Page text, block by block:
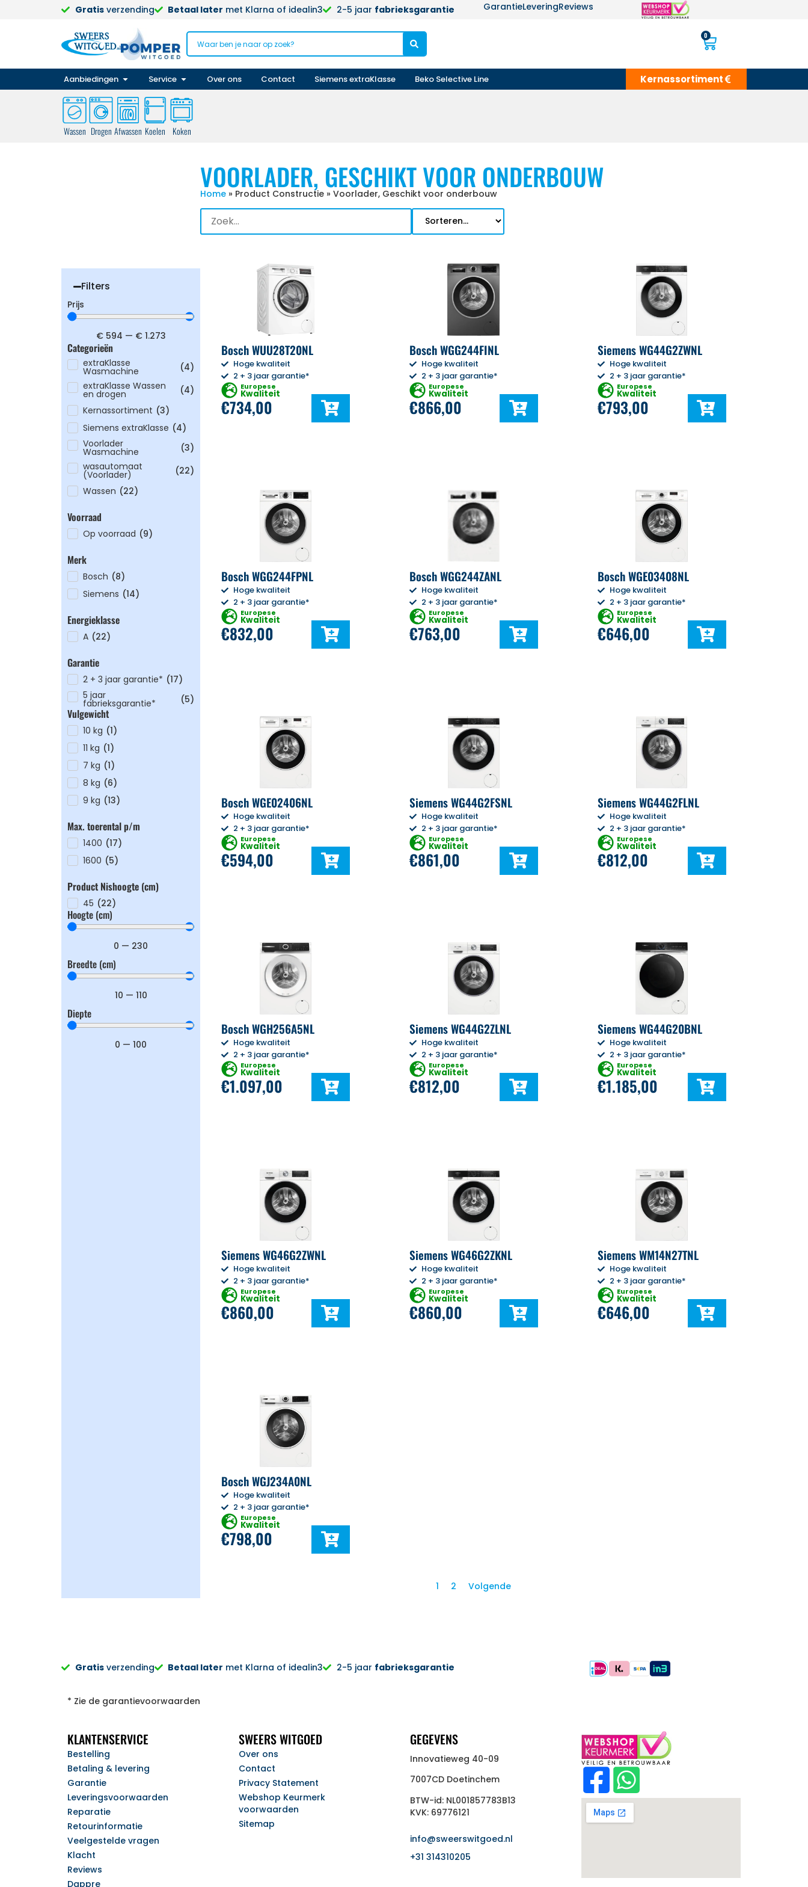
Gratisverzending Betaal later met Klarna of idealin3 2-5 jaar fabrieksgarantie GarantieLeveringReviews
0
Aanbiedingen Service Over ons Contact Siemens extraKlasse Beko Selective Line Kernassortiment
Wassen Drogen Afwassen Koelen Koken
Filters
Prijs
€ 594 — € 1.273
Categorieën
extraKlasse
Wasmachine (4)
extraKlasse Wassen
en drogen (4)
Kernassortiment (3)
Siemens extraKlasse (4)
Voorlader
Wasmachine (3)
wasautomaat
(Voorlader) (22)
Wassen (22)
Voorraad
Op voorraad (9)
Merk
Bosch (8)
Siemens (14)
Energieklasse
A (22)
Garantie
2 + 3 jaar garantie* (17)
5 jaar
fabrieksgarantie* (5)
Vulgewicht
10 kg (1)
11 kg (1)
7 kg (1)
8 kg (6)
9 kg (13)
Max. toerental p/m
1400 (17)
1600 (5)
Product Nishoogte (cm)
45 (22)
Hoogte (cm)
0 — 230
Breedte (cm)
10 — 110
Diepte
0 —100
VOORLADER, GESCHIKT VOOR ONDERBOUW
Home » Product Constructie »Voorlader, Geschikt voor onderbouw
Bosch WUU28T20NL
Hoge kwaliteit
2 + 3 jaar garantie*
Europese
Kwaliteit
€734,00
Bosch WGG244FINL
Hoge kwaliteit
2 + 3 jaar garantie*
Europese
Kwaliteit
€866,00
Siemens WG44G2ZWNL
Hoge kwaliteit
2 + 3 jaar garantie*
Europese
Kwaliteit
€793,00
Bosch WGG244FPNL
Hoge kwaliteit
2 + 3 jaar garantie*
Europese
Kwaliteit
€832,00
Bosch WGG244ZANL
Hoge kwaliteit
2 + 3 jaar garantie*
Europese
Kwaliteit
€763,00
Bosch WGE03408NL
Hoge kwaliteit
2 + 3 jaar garantie*
Europese
Kwaliteit
€646,00
Bosch WGE02406NL
Hoge kwaliteit
2 + 3 jaar garantie*
Europese
Kwaliteit
€594,00
Siemens WG44G2FSNL
Hoge kwaliteit
2 + 3 jaar garantie*
Europese
Kwaliteit
€861,00
Siemens WG44G2FLNL
Hoge kwaliteit
2 + 3 jaar garantie*
Europese
Kwaliteit
€812,00
Bosch WGH256A5NL
Hoge kwaliteit
2 + 3 jaar garantie*
Europese
Kwaliteit
€1.097,00
Siemens WG44G2ZLNL
Hoge kwaliteit
2 + 3 jaar garantie*
Europese
Kwaliteit
€812,00
Siemens WG44G20BNL
Hoge kwaliteit
2 + 3 jaar garantie*
Europese
Kwaliteit
€1.185,00
Siemens WG46G2ZWNL
Hoge kwaliteit
2 + 3 jaar garantie*
Europese
Kwaliteit
€860,00
Siemens WG46G2ZKNL
Hoge kwaliteit
2 + 3 jaar garantie*
Europese
Kwaliteit
€860,00
Siemens WM14N27TNL
Hoge kwaliteit
2 + 3 jaar garantie*
Europese
Kwaliteit
€646,00
Bosch WGJ234A0NL
Hoge kwaliteit
2 + 3 jaar garantie*
Europese
Kwaliteit
€798,00
1 2 Volgende
Gratisverzending Betaal later met Klarna of idealin3 2-5 jaar fabrieksgarantie
* Zie de garantievoorwaarden
KLANTENSERVICE
Bestelling
Betaling & levering
Garantie
Leveringsvoorwaarden
Reparatie
Retourinformatie
Veelgestelde vragen
Klacht
Reviews
Dappre
SWEERS WITGOED
Over ons
Contact
Privacy Statement
Webshop Keurmerk
voorwaarden
Sitemap
GEGEVENS
Innovatieweg 40-09
7007CD Doetinchem
BTW-id: NL001857783B13
KVK: 69776121
info@sweerswitgoed.nl
+31 314310205